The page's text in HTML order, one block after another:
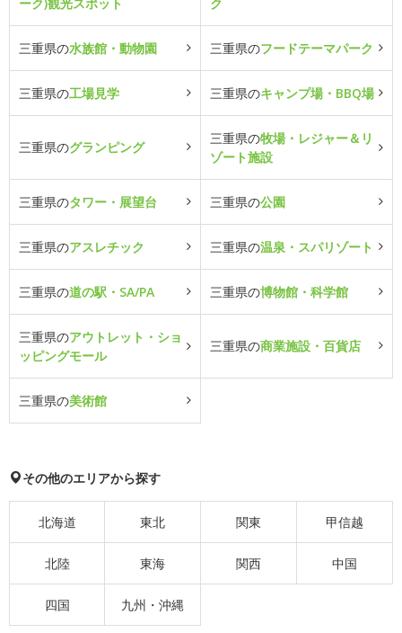
三重県の水族館・動物園 三重県のフードテーマパーク
三重県の工場見学 三重県のキャンプ場・BBQ場
三重県のグランピング
三重県の牧場・レジャー＆リ
ゾート施設
三重県のタワー・展望台 三重県の公園
三重県のアスレチック 三重県の温泉・スパリゾート
三重県の道の駅・SA/PA 三重県の博物館・科学館
三重県のアウトレット・ショ
ッピングモール
三重県の商業施設・百貨店
三重県の美術館
その他のエリアから探す
北海道 東北 関東 甲信越
北陸 東海 関西 中国
四国 九州・沖縄